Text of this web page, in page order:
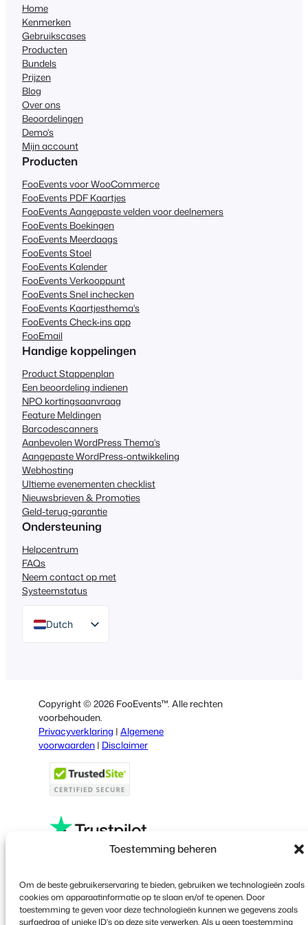
Toestemming beheren
Om de beste gebruikerservaring te bieden, gebruiken we technologieën zoals
cookies om apparaatinformatie op te slaan en/of te openen. Door
toestemming te geven voor deze technologieën kunnen we gegevens zoals
surfgedrag of unieke ID's op deze site verwerken. Als u geen toestemming
Home
Kenmerken
Gebruikscases
Producten
Bundels
Prijzen
Blog
Over ons
Beoordelingen
Demo's
Mijn account
Producten
FooEvents voor WooCommerce
FooEvents PDF Kaartjes
FooEvents Aangepaste velden voor deelnemers
FooEvents Boekingen
FooEvents Meerdaags
FooEvents Stoel
FooEvents Kalender
FooEvents Verkooppunt
FooEvents Snel inchecken
FooEvents Kaartjesthema's
FooEvents Check-ins app
FooEmail
Handige koppelingen
Product Stappenplan
Een beoordeling indienen
NPO kortingsaanvraag
Feature Meldingen
Barcodescanners
Aanbevolen WordPress Thema's
Aangepaste WordPress-ontwikkeling
Webhosting
Ultieme evenementen checklist
Nieuwsbrieven & Promoties
Geld-terug-garantie
Ondersteuning
Helpcentrum
FAQs
Neem contact op met
Systeemstatus
Dutch
Italian
Portuguese
French
Polish
Copyright © 2026 FooEvents™. Alle rechten
voorbehouden.
Privacyverklaring | Algemene
voorwaarden | Disclaimer